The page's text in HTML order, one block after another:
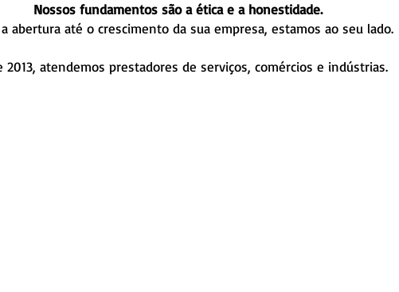
Nossos fundamentos são a ética e a honestidade.
abertura até o crescimento da sua empresa, estamos ao seu lado.
2013, atendemos prestadores de serviços, comércios e indústrias.